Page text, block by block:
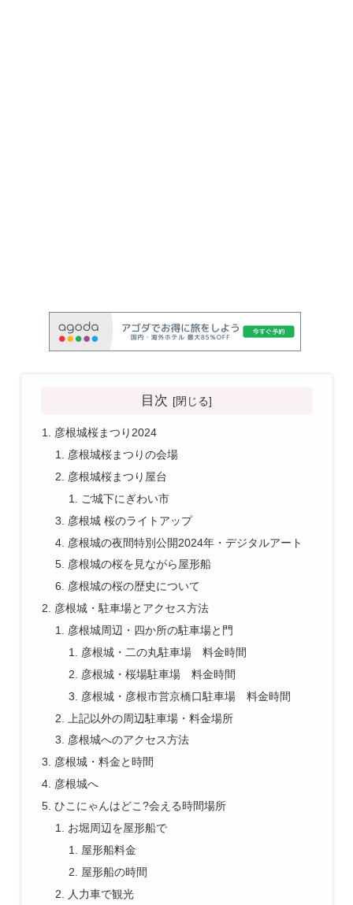
目次
彦根城桜まつり2024
彦根城桜まつりの会場
彦根城桜まつり屋台
ご城下にぎわい市
彦根城 桜のライトアップ
彦根城の夜間特別公開2024年・デジタルアート
彦根城の桜を見ながら屋形船
彦根城の桜の歴史について
彦根城・駐車場とアクセス方法
彦根城周辺・四か所の駐車場と門
彦根城・二の丸駐車場 料金時間
彦根城・桜場駐車場 料金時間
彦根城・彦根市営京橋口駐車場 料金時間
上記以外の周辺駐車場・料金場所
彦根城へのアクセス方法
彦根城・料金と時間
彦根城へ
ひこにゃんはどこ?会える時間場所
お堀周辺を屋形船で
屋形船料金
屋形船の時間
人力車で観光